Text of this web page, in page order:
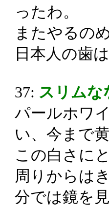
ったわ。
またやるの
日本人の歯
37: スリムな
パールホワ
い、今まで
この白さに
周りからは
分では鏡を